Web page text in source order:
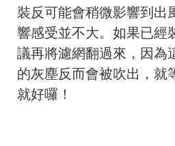
裝反可能會稍微影響到出
響感受並不大。如果已經
議再將濾網翻過來，因為
的灰塵反而會被吹出，就
就好囉！